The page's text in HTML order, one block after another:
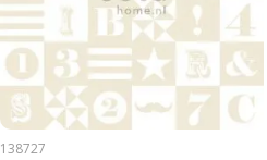
138727